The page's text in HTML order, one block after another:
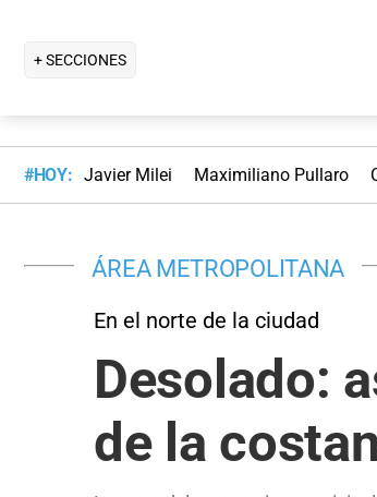
+ SECCIONES
#HOY: Javier Milei Maximiliano Pullaro
ÁREA METROPOLITANA
En el norte de la ciudad
Desolado:
de la